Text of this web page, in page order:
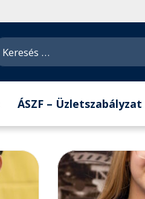
ÁSZF – Üzletszabályzat